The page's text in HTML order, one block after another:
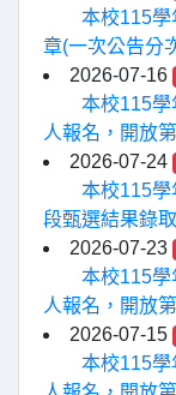
本校115學
章(一次公告分
2026-07-16
本校115學
人報名，開放
2026-07-24
本校115學
段甄選結果錄
2026-07-23
本校115學
人報名，開放
2026-07-15
本校115學